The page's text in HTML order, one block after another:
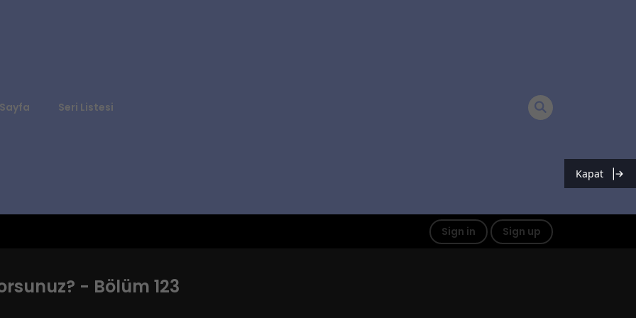
Seri Listesi
Sign in Sign up
- Bölüm 123
Kapat